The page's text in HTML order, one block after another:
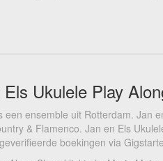
Ukulele Play
een ensemble uit Rotterdam. Jan
& Flamenco. Jan en Els
boekingen via